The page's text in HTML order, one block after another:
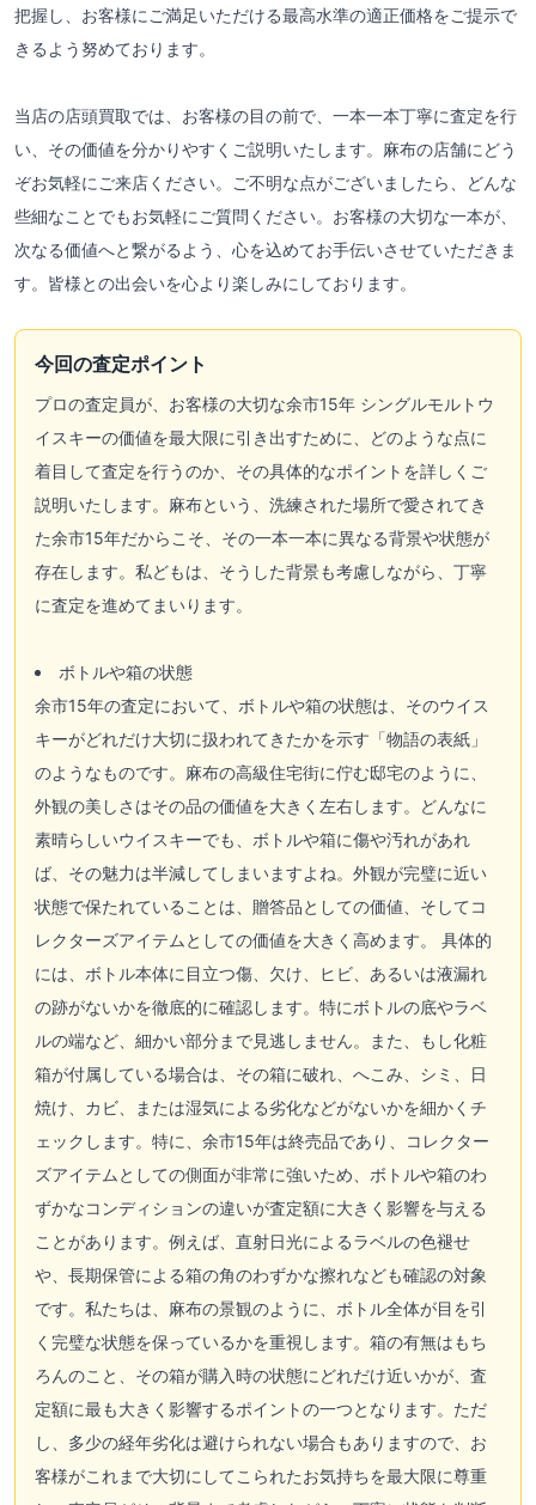
把握し、お客様にご満足いただける最高水準の適正価格をご提示で
きるよう努めております。
当店の店頭買取では、お客様の目の前で、一本一本丁寧に査定を行
い、その価値を分かりやすくご説明いたします。麻布の店舗にどう
ぞお気軽にご来店ください。ご不明な点がございましたら、どんな
些細なことでもお気軽にご質問ください。お客様の大切な一本が、
次なる価値へと繋がるよう、心を込めてお手伝いさせていただきま
す。皆様との出会いを心より楽しみにしております。
今回の査定ポイント
プロの査定員が、お客様の大切な余市15年 シングルモルトウ
イスキーの価値を最大限に引き出すために、どのような点に
着目して査定を行うのか、その具体的なポイントを詳しくご
説明いたします。麻布という、洗練された場所で愛されてき
た余市15年だからこそ、その一本一本に異なる背景や状態が
存在します。私どもは、そうした背景も考慮しながら、丁寧
に査定を進めてまいります。
ボトルや箱の状態
余市15年の査定において、ボトルや箱の状態は、そのウイス
キーがどれだけ大切に扱われてきたかを示す「物語の表紙」
のようなものです。麻布の高級住宅街に佇む邸宅のように、
外観の美しさはその品の価値を大きく左右します。どんなに
素晴らしいウイスキーでも、ボトルや箱に傷や汚れがあれ
ば、その魅力は半減してしまいますよね。外観が完璧に近い
状態で保たれていることは、贈答品としての価値、そしてコ
レクターズアイテムとしての価値を大きく高めます。 具体的
には、ボトル本体に目立つ傷、欠け、ヒビ、あるいは液漏れ
の跡がないかを徹底的に確認します。特にボトルの底やラベ
ルの端など、細かい部分まで見逃しません。また、もし化粧
箱が付属している場合は、その箱に破れ、へこみ、シミ、日
焼け、カビ、または湿気による劣化などがないかを細かくチ
ェックします。特に、余市15年は終売品であり、コレクター
ズアイテムとしての側面が非常に強いため、ボトルや箱のわ
ずかなコンディションの違いが査定額に大きく影響を与える
ことがあります。例えば、直射日光によるラベルの色褪せ
や、長期保管による箱の角のわずかな擦れなども確認の対象
です。私たちは、麻布の景観のように、ボトル全体が目を引
く完璧な状態を保っているかを重視します。箱の有無はもち
ろんのこと、その箱が購入時の状態にどれだけ近いかが、査
定額に最も大きく影響するポイントの一つとなります。ただ
し、多少の経年劣化は避けられない場合もありますので、お
客様がこれまで大切にしてこられたお気持ちを最大限に尊重